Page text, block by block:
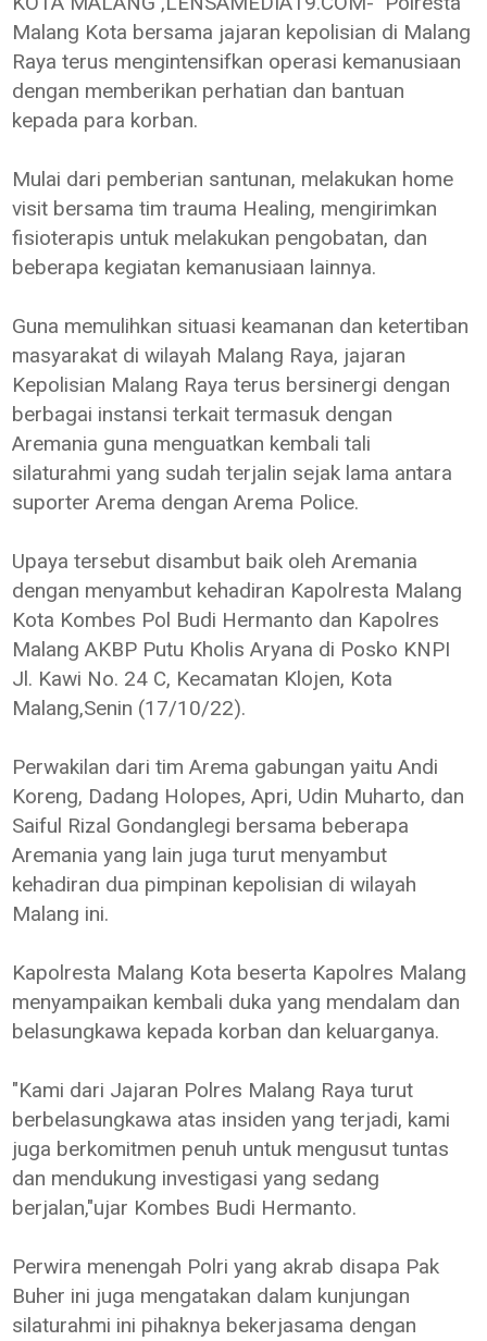
Malang Kota bersama jajaran kepolisian di Malang
Raya terus mengintensifkan operasi kemanusiaan
dengan memberikan perhatian dan bantuan
kepada para korban.
Mulai dari pemberian santunan, melakukan home
visit bersama tim trauma Healing, mengirimkan
fisioterapis untuk melakukan pengobatan, dan
beberapa kegiatan kemanusiaan lainnya.
Guna memulihkan situasi keamanan dan ketertiban
masyarakat di wilayah Malang Raya, jajaran
Kepolisian Malang Raya terus bersinergi dengan
berbagai instansi terkait termasuk dengan
Aremania guna menguatkan kembali tali
silaturahmi yang sudah terjalin sejak lama antara
suporter Arema dengan Arema Police.
Upaya tersebut disambut baik oleh Aremania
dengan menyambut kehadiran Kapolresta Malang
Kota Kombes Pol Budi Hermanto dan Kapolres
Malang AKBP Putu Kholis Aryana di Posko KNPI
Jl. Kawi No. 24 C, Kecamatan Klojen, Kota
Malang,Senin (17/10/22).
Perwakilan dari tim Arema gabungan yaitu Andi
Koreng, Dadang Holopes, Apri, Udin Muharto, dan
Saiful Rizal Gondanglegi bersama beberapa
Aremania yang lain juga turut menyambut
kehadiran dua pimpinan kepolisian di wilayah
Malang ini.
Kapolresta Malang Kota beserta Kapolres Malang
menyampaikan kembali duka yang mendalam dan
belasungkawa kepada korban dan keluarganya.
"Kami dari Jajaran Polres Malang Raya turut
berbelasungkawa atas insiden yang terjadi, kami
juga berkomitmen penuh untuk mengusut tuntas
dan mendukung investigasi yang sedang
berjalan,"ujar Kombes Budi Hermanto.
Perwira menengah Polri yang akrab disapa Pak
Buher ini juga mengatakan dalam kunjungan
silaturahmi ini pihaknya bekerjasama dengan